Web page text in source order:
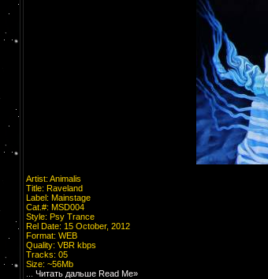
Artist: Animalis
Title: Raveland
Label: Mainstage
Cat.#: MSD004
Style: Psy Trance
Rel Date: 15 October, 2012
Format: WEB
Quality: VBR kbps
Tracks: 05
Size: ~56Mb
Читать дальше Read Me»